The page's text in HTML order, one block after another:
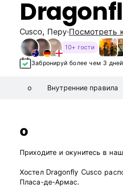
Cusco, Перу Посмотреть
10+ гости
Забронируй более чем 3
о Внутренние правила
о
Приходите и окунитесь в
Хостел Dragonfly Cusco
Пласа-де-Армас.